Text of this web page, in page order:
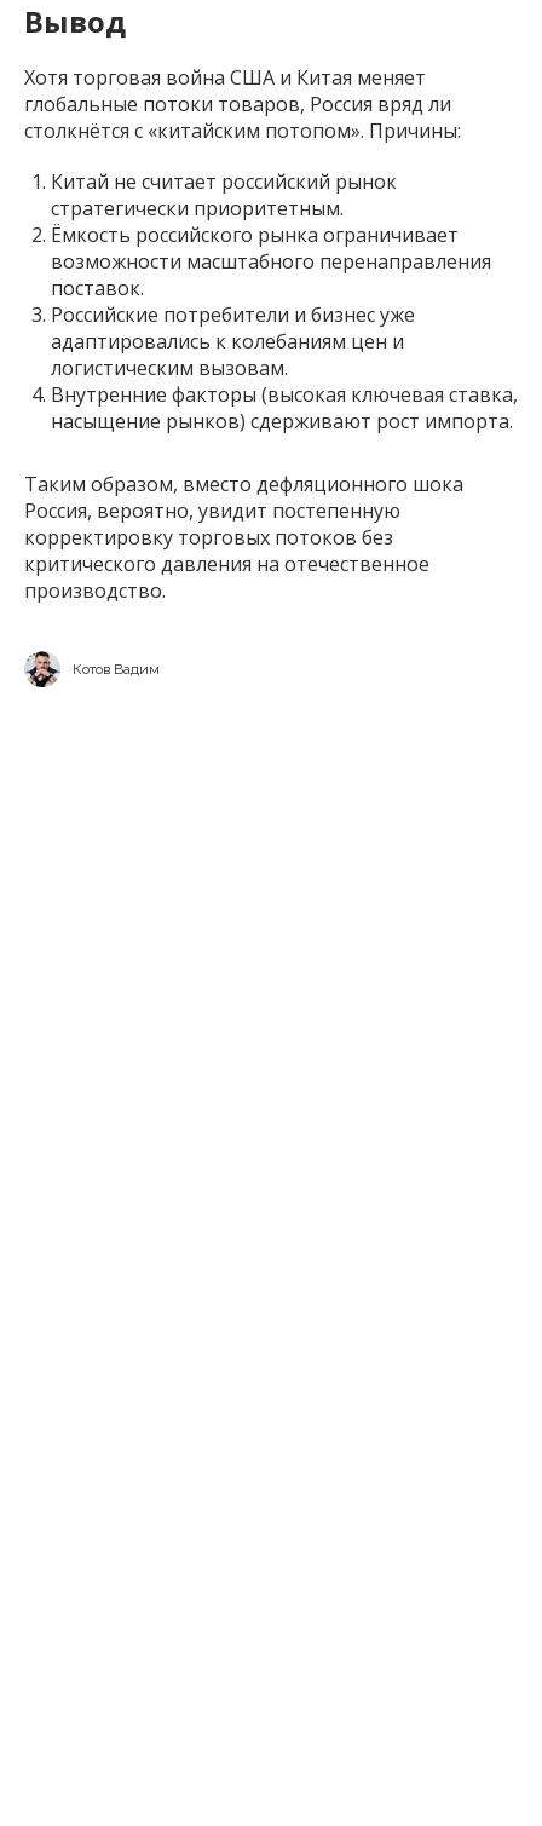
Вывод
Хотя торговая война США и Китая меняет
глобальные потоки товаров, Россия вряд ли
столкнётся с «китайским потопом». Причины:
Китай не считает российский рынок
стратегически приоритетным.
Ёмкость российского рынка ограничивает
возможности масштабного перенаправления
поставок.
Российские потребители и бизнес уже
адаптировались к колебаниям цен и
логистическим вызовам.
Внутренние факторы (высокая ключевая ставка,
насыщение рынков) сдерживают рост импорта.
Таким образом, вместо дефляционного шока
Россия, вероятно, увидит постепенную
корректировку торговых потоков без
критического давления на отечественное
производство.
Котов Вадим